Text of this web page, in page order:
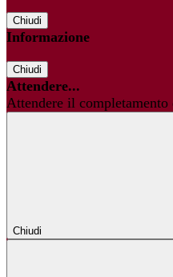
Chiudi
Informazione
Chiudi
Attendere...
Attendere il completamento
Chiudi